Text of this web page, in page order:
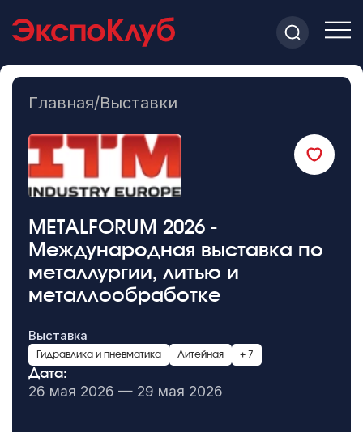
Главная/Выставки
METALFORUM 2026 -
Международная выставка по
металлургии, литью и
металлообработке
Выставка
Гидравлика и пневматика Литейная + 7
Дата:
26 мая 2026 — 29 мая 2026